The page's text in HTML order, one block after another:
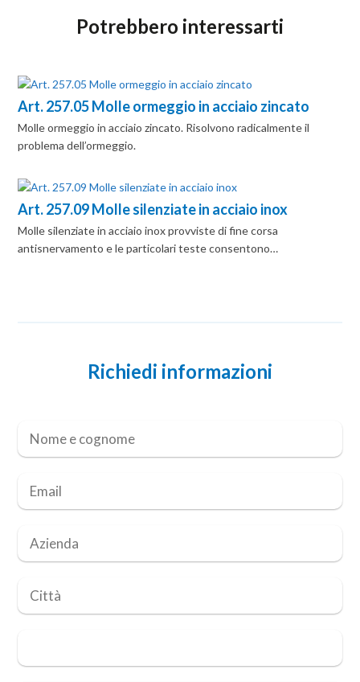
Potrebbero interessarti
Art. 257.05 Molle ormeggio in acciaio zincato
Molle ormeggio in acciaio zincato. Risolvono radicalmente il
problema dell’ormeggio.
Art. 257.09 Molle silenziate in acciaio inox
Molle silenziate in acciaio inox provviste di fine corsa
antisnervamento e le particolari teste consentono…
Richiedi informazioni